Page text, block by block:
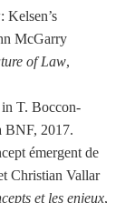
Kelsen’s
McGarry
of Law,
in T. Boccon-
BNF, 2017.
émergent de
Christian Vallar
et les enjeux,